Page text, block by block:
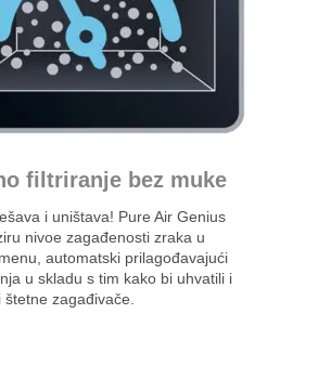
filtriranje bez muke
i uništava! Pure Air Genius
nivoe zagađenosti zraka u
automatski prilagođavajući
u skladu s tim kako bi uhvatili i
zagađivače.